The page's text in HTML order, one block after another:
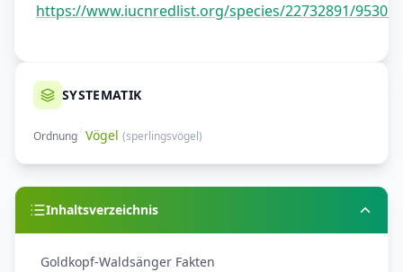
https://www.iucnredlist.org/species/22732891/
SYSTEMATIK
Ordnung Vögel (sperlingsvögel)
Inhaltsverzeichnis
Goldkopf-Waldsänger Fakten